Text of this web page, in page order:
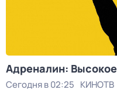
Адреналин:
Сегодня в 02:25 КИНОТВ